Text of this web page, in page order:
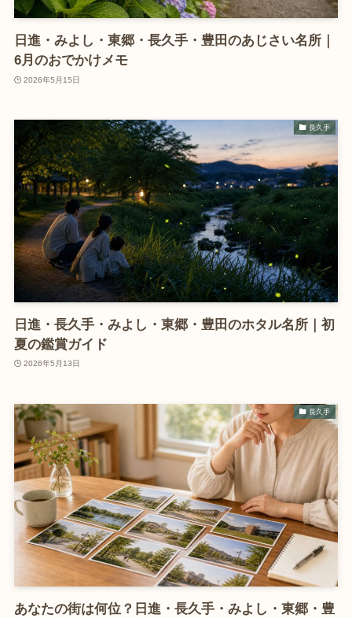
日進・みよし・東郷・長久手・豊田のあじさい名所｜
6月のおでかけメモ
2026年5月15日
長久手
日進・長久手・みよし・東郷・豊田のホタル名所｜初
夏の鑑賞ガイド
2026年5月13日
長久手
あなたの街は何位？日進・長久手・みよし・東郷・豊